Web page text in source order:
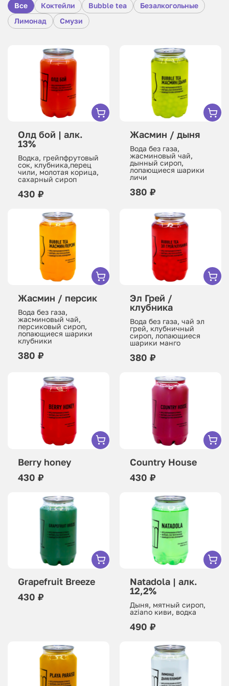
Все Коктейли Bubble tea
Безалкогольные
Лимонад
Смузи
Олд бой | алк.
13%
Водка, грейпфрутовый
сок, клубника,перец
чили, молотая корица,
сахарный сироп
430 ₽
Жасмин / дыня
Вода без газа,
жасминовый чай,
дынный сироп,
лопающиеся шарики
личи
380 ₽
Жасмин / персик
Вода без газа,
жасминовый чай,
персиковый сироп,
лопающиеся шарики
клубники
380 ₽
Эл Грей /
клубника
Вода без газа, чай эл
грей, клубничный
сироп, лопающиеся
шарики манго
380 ₽
Berry honey
430 ₽
Country House
430 ₽
Grapefruit Breeze
430 ₽
Natadola | алк.
12,2%
Дыня, мятный сироп,
aziano киви, водка
490 ₽